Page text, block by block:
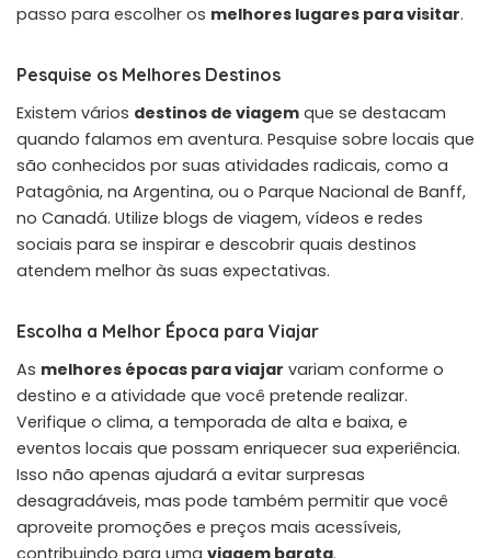
passo para escolher os melhores lugares para visitar.
Pesquise os Melhores Destinos
Existem vários destinos de viagem que se destacam
quando falamos em aventura. Pesquise sobre locais que
são conhecidos por suas atividades radicais, como a
Patagônia, na Argentina, ou o Parque Nacional de Banff,
no Canadá. Utilize blogs de viagem, vídeos e redes
sociais para se inspirar e descobrir quais destinos
atendem melhor às suas expectativas.
Escolha a Melhor Época para Viajar
As melhores épocas para viajar variam conforme o
destino e a atividade que você pretende realizar.
Verifique o clima, a temporada de alta e baixa, e
eventos locais que possam enriquecer sua experiência.
Isso não apenas ajudará a evitar surpresas
desagradáveis, mas pode também permitir que você
aproveite promoções e preços mais acessíveis,
contribuindo para uma viagem barata.